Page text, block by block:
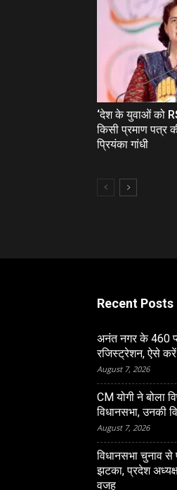
‘देश के युवाओं को
किसी प्रमाण पत्र
प्रियंका गांधी
Recent Posts
अनंत नगर के 460
रजिस्‍ट्रेशन, ऐसे
August 7, 2026
CM योगी ने बोला
विधानसभा, उनकी
August 7, 2026
विधानसभा चुनाव
झटका, प्रदेश अध्यक्ष
वजह